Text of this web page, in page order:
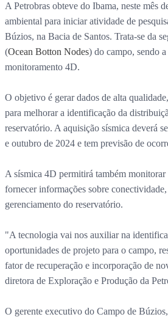
A Petrobras obteve do Ibama, neste mês
ambiental para iniciar atividade de
Búzios, na Bacia de Santos. Trata-se da
(Ocean Botton Nodes) do campo, sendo
monitoramento 4D.
O objetivo é gerar dados de alta
para melhorar a identificação da
reservatório. A aquisição sísmica deverá
e outubro de 2024 e tem previsão de
A sísmica 4D permitirá também monitorar
fornecer informações sobre
gerenciamento do reservatório.
"A tecnologia vai nos auxiliar na
oportunidades de projeto para o campo,
fator de recuperação e incorporação de
diretora de Exploração e Produção da
O gerente executivo do Campo de